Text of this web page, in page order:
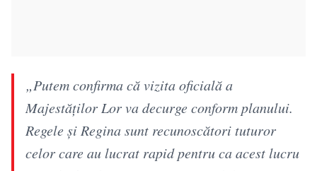
„Putem confirma că vizita oficială a
Majestăților Lor va decurge conform planului.
Regele și Regina sunt recunoscători tuturor
celor care au lucrat rapid pentru ca acest lucru